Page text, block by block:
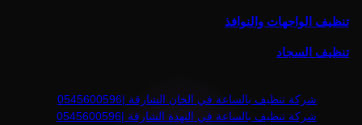
تنظيف الواجهات والنوافذ
تنظيف السجاد
شركة تنظيف بالساعة في الخان الشارقة |0545600596
شركة تنظيف بالساعة في النهدة الشارقة |0545600596